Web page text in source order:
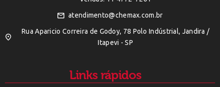
atendimento@chemax.com.br
Rua Aparicio Correira de Godoy, 78 Polo Indústrial, Jandira /
Itapevi - SP
Links rápidos